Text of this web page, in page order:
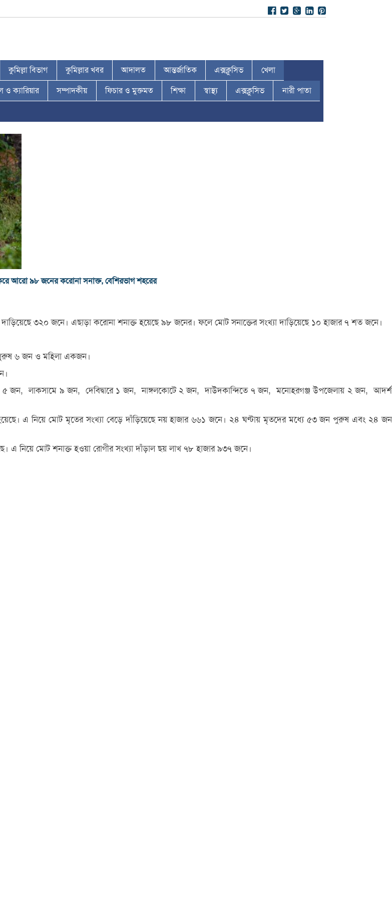
কুমিল্লা বিভাগ কুমিল্লার খবর আদালত আন্তর্জাতিক এক্সক্লুসিভ খেলা
ও ক্যারিয়ার সম্পাদকীয় ফিচার ও মুক্তমত শিক্ষা স্বাস্থ্য এক্সক্লুসিভ নারী পাতা
আরো ৯৮ জনের করোনা সনাক্ত, বেশিরভাগ শহরের
৩২০ জনে। এছাড়া করোনা শনাক্ত হয়েছে ৯৮ জনের। ফলে মোট সনাক্তের সংখ্যা দাড়িয়েছে ১০ হাজার ৭ শত জনে।
পুরুষ ৬ জন ও মহিলা একজন।
৫ জন, লাকসামে ৯ জন, দেবিদ্বারে ১ জন, নাঙ্গলকোটে ২ জন, দাউদকান্দিতে ৭ জন, মনোহরগঞ্জ উপজেলায় ২ জন, আদর্শ
এ নিয়ে মোট মৃতের সংখ্যা বেড়ে দাঁড়িয়েছে নয় হাজার ৬৬১ জনে। ২৪ ঘণ্টায় মৃতদের মধ্যে ৫৩ জন পুরুষ এবং ২৪ জন
এ নিয়ে মোট শনাক্ত হওয়া রোগীর সংখ্যা দাঁড়াল ছয় লাখ ৭৮ হাজার ৯৩৭ জনে।